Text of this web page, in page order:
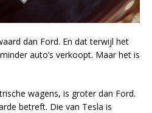
dan Ford. En dat terwijl het
auto’s verkoopt. Maar het is
wagens, is groter dan Ford.
betreft. Die van Tesla is